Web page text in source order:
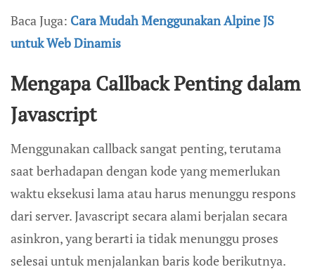
Baca Juga: Cara Mudah Menggunakan Alpine JS
untuk Web Dinamis
Mengapa Callback Penting dalam
Javascript
Menggunakan callback sangat penting, terutama
saat berhadapan dengan kode yang memerlukan
waktu eksekusi lama atau harus menunggu respons
dari server. Javascript secara alami berjalan secara
asinkron, yang berarti ia tidak menunggu proses
selesai untuk menjalankan baris kode berikutnya.